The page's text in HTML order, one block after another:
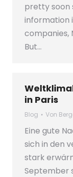
pretty soon
information
companies,
But…
in Paris
Blog Von
Eine gute
sich in den
stark
September